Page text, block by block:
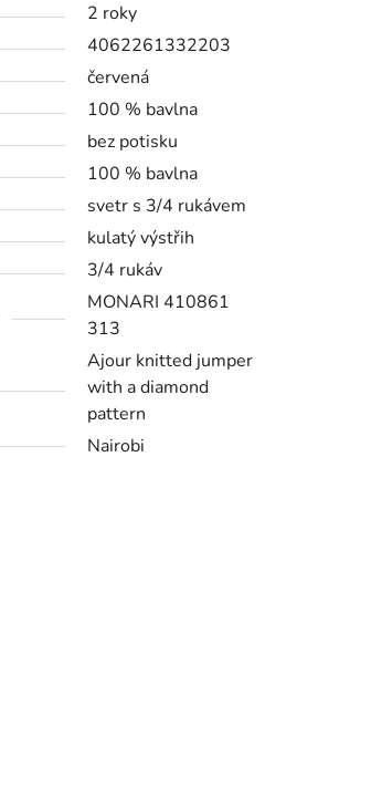
2 roky
4062261332203
červená
100 % bavlna
bez potisku
100 % bavlna
svetr s 3/4 rukávem
kulatý výstřih
3/4 rukáv
MONARI 410861
313
Ajour knitted jumper
with a diamond
pattern
Nairobi